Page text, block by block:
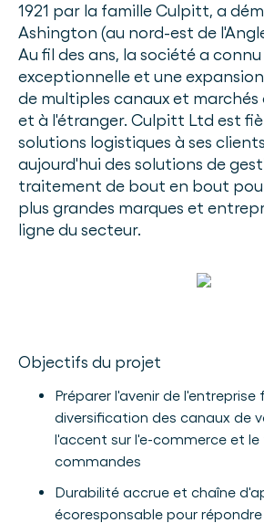
1921 par la famille Culpitt, a
Ashington (au nord-est de
Au fil des ans, la société a
exceptionnelle et une
de multiples canaux et marchés
et à l'étranger. Culpitt Ltd est
solutions logistiques à ses
aujourd'hui des solutions de
traitement de bout en bout
plus grandes marques et
ligne du secteur.
Objectifs du projet
Préparer l'avenir de l'entreprise
diversification des canaux de
l'accent sur l'e-commerce et
commandes
Durabilité accrue et chaîne
écoresponsable pour